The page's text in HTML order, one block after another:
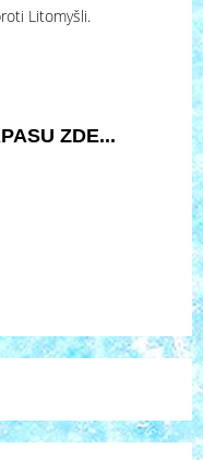
Litomyšli.
ZDE...